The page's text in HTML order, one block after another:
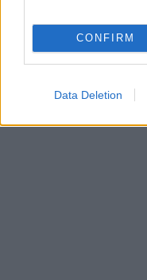
CONFIRM
Data Deletion